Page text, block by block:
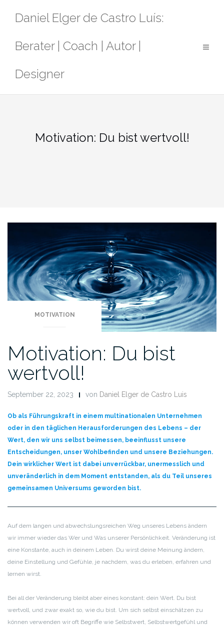
Daniel Elger de Castro Luís:
Berater | Coach | Autor |
Designer
Motivation: Du bist wertvoll!
MOTIVATION
Motivation: Du bist
wertvoll!
September 22, 2023 von Daniel Elger de Castro Luis
Ob als Führungskraft in einem multinationalen Unternehmen
oder in den täglichen Herausforderungen des Lebens – der
Wert, den wir uns selbst beimessen, beeinflusst unsere
Entscheidungen, unser Wohlbefinden und unsere Beziehungen.
Dein wirklicher Wert ist dabei unverrückbar, unermesslich und
unveränderlich in dem Moment entstanden, als du Teil unseres
gemeinsamen Universums geworden bist.
Auf dem langen und abwechslungsreichen Weg unseres Lebens ändern
wir immer wieder das Wer und Was unserer Persönlichkeit. Veränderung ist
eine Konstante, auch in deinem Leben. Du wirst deine Meinung ändern,
deine Einstellung und Gefühle, je nachdem, was du erleben, erfahren und
lernen wirst.
Bei all der Veränderung bleibt aber eines konstant: dein Wert. Du bist
wertvoll, und zwar exakt so, wie du bist. Um sich selbst einschätzen zu
können verwenden wir oft Begriffe wie Selbstwert, Selbstwertgefühl und